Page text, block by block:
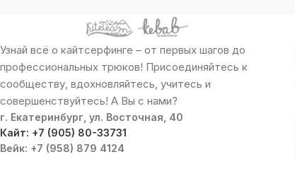
Узнай всё о кайтсерфинге – от первых шагов до
профессиональных трюков! Присоединяйтесь к
сообществу, вдохновляйтесь, учитесь и
совершенствуйтесь! А Вы с нами?
г. Екатеринбург, ул. Восточная, 40
Кайт: +7 (905) 80-33731
Вейк: +7 (958) 879 4124